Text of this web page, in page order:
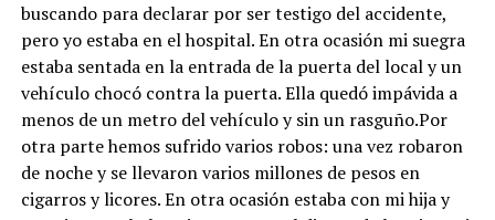
buscando para declarar por ser testigo del accidente,
pero yo estaba en el hospital. En otra ocasión mi suegra
estaba sentada en la entrada de la puerta del local y un
vehículo chocó contra la puerta. Ella quedó impávida a
menos de un metro del vehículo y sin un rasguño.Por
otra parte hemos sufrido varios robos: una vez robaron
de noche y se llevaron varios millones de pesos en
cigarros y licores. En otra ocasión estaba con mi hija y